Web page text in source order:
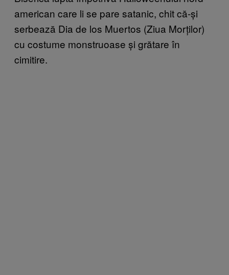
american care li se pare satanic, chit că-și
serbează Dia de los Muertos (Ziua Morților)
cu costume monstruoase și grătare în
cimitire.